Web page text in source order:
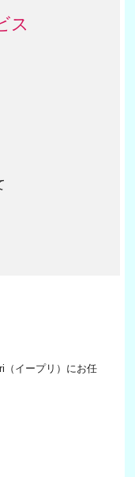
ス
（イープリ）にお任